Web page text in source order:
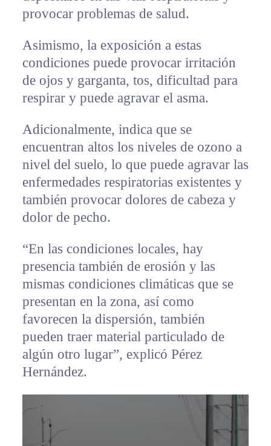
provocar problemas de salud.
Asimismo, la exposición a estas
condiciones puede provocar irritación
de ojos y garganta, tos, dificultad para
respirar y puede agravar el asma.
Adicionalmente, indica que se
encuentran altos los niveles de ozono a
nivel del suelo, lo que puede agravar las
enfermedades respiratorias existentes y
también provocar dolores de cabeza y
dolor de pecho.
“En las condiciones locales, hay
presencia también de erosión y las
mismas condiciones climáticas que se
presentan en la zona, así como
favorecen la dispersión, también
pueden traer material particulado de
algún otro lugar”, explicó Pérez
Hernández.